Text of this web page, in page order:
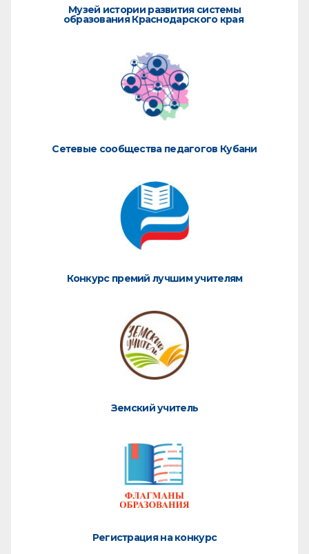
Музей истории развития системы
образования Краснодарского края
Сетевые сообщества педагогов Кубани
Конкурс премий лучшим учителям
Земский учитель
Регистрация на конкурс